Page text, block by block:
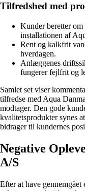
Tilfredshed med
Kunder beretter
installationen af
Rent og kalkfrit
hverdagen.
Anlæggenes
fungerer fejlfrit og
Samlet set viser
tilfredse med Aqua
modtager. Den gode
kvalitetsprodukter synes
bidrager til kundernes
Negative
A/S
Efter at have